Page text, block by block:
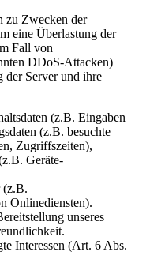
zu Zwecken der
eine Überlastung der
Fall von
DDoS-Attacken)
der Server und ihre
(z.B. Eingaben
(z.B. besuchte
Zugriffszeiten),
Geräte-
(z.B.
Onlinediensten).
unseres
Interessen (Art. 6 Abs.